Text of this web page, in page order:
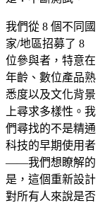
我們從 8 個不同國
家/地區招募了 8
位參與者，特意在
年齡、數位產品熟
悉度以及文化背景
上尋求多樣性。我
們尋找的不是精通
科技的早期使用者
——我們想瞭解的
是，這個重新設計
對所有人來說是否